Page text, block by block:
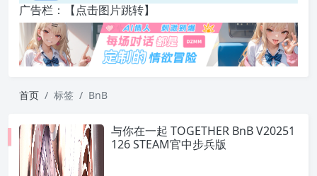
广告栏：【点击图片跳转】
首页 标签 BnB
与你在一起 TOGETHER BnB V20251
126 STEAM官中步兵版